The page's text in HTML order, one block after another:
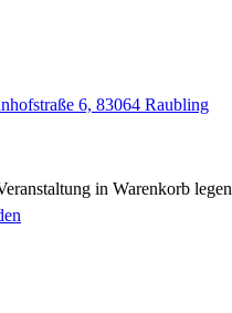
6, 83064 Raubling
in Warenkorb legen